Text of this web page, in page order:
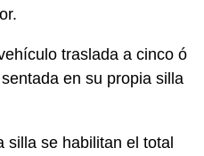
traslada a cinco ó
en su propia silla
silla se habilitan el total